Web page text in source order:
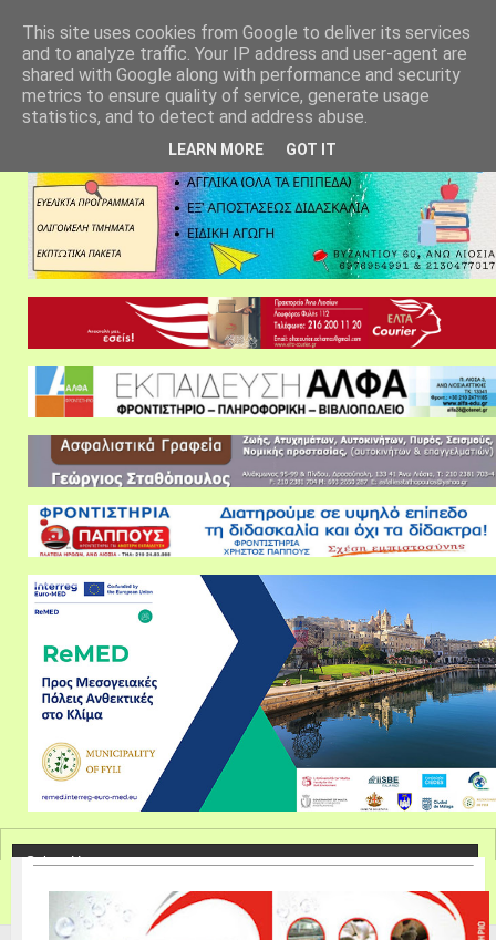
This site uses cookies from Google to deliver its services
and to analyze traffic. Your IP address and user-agent are
shared with Google along with performance and security
metrics to ensure quality of service, generate usage
statistics, and to detect and address abuse.
LEARN MORE GOT IT